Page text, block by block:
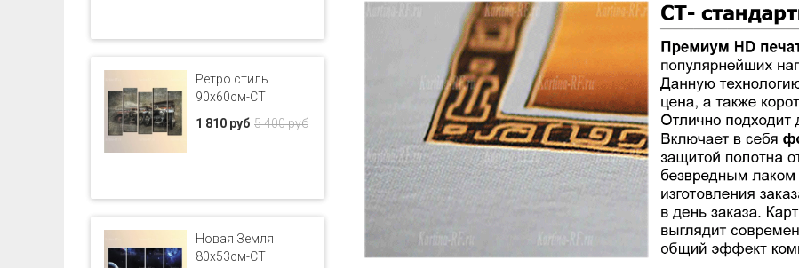
Ретро стиль
90x60см-CT
5 400 руб
1 810 руб
Новая Земля
80x53см-CT